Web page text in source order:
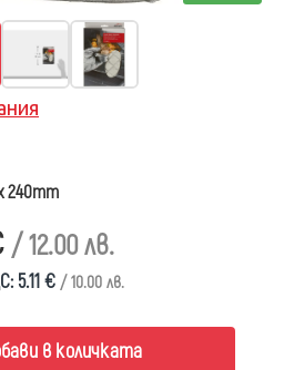
/ 12.00 лв.
5.11 € / 10.00 лв.
240mm
в количката